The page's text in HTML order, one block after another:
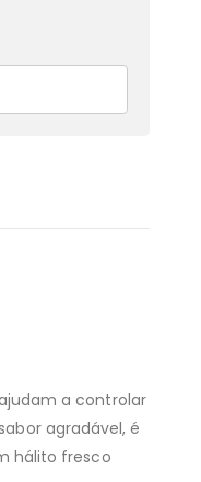
a controlar
agradável, é
hálito fresco